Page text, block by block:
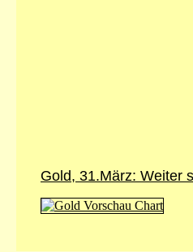
Gold, 31.März: Weiter